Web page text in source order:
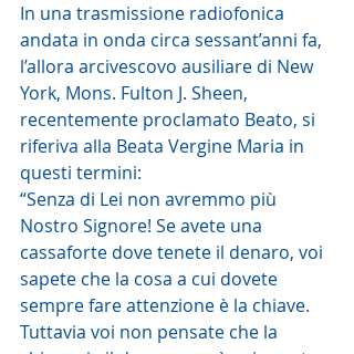
In una trasmissione radiofonica
andata in onda circa sessant’anni fa,
l’allora arcivescovo ausiliare di New
York, Mons. Fulton J. Sheen,
recentemente proclamato Beato, si
riferiva alla Beata Vergine Maria in
questi termini:
“Senza di Lei non avremmo più
Nostro Signore! Se avete una
cassaforte dove tenete il denaro, voi
sapete che la cosa a cui dovete
sempre fare attenzione è la chiave.
Tuttavia voi non pensate che la